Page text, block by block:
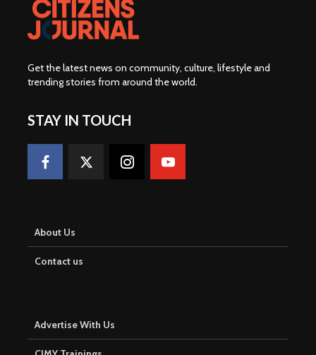
Get the latest news on community, culture, lifestyle and
trending stories from around the world.
STAY IN TOUCH
About Us
Contact us
Advertise With Us